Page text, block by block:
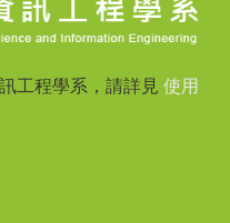
工程學系，請詳見 使用